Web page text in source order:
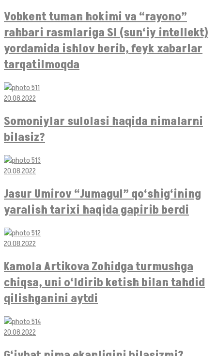
Vobkent tuman hokimi va “rayono”
rahbari rasmlariga SI (sun‘iy intellekt)
yordamida ishlov berib, feyk xabarlar
tarqatilmoqda
20.08.2022
Somoniylar sulolasi haqida nimalarni
bilasiz?
20.08.2022
Jasur Umirov “Jumagul” qo‘shig‘ining
yaralish tarixi haqida gapirib berdi
20.08.2022
Kamola Artikova Zohidga turmushga
chiqsa, uni o‘ldirib ketish bilan tahdid
qilishganini aytdi
20.08.2022